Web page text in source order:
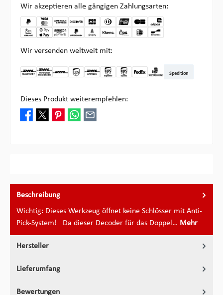
Wir akzeptieren alle gängigen Zahlungsarten:
Wir versenden weltweit mit:
Spedition
Dieses Produkt weiterempfehlen:
Beschreibung
Wichtig: Dieses Werkzeug öffnet keine Schlösser mit Anti-
Pick-System! Da dieser Decoder für das Doppel… Mehr
Hersteller
Lieferumfang
Bewertungen